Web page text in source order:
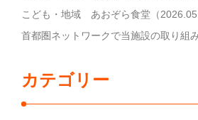
こども・地域 あおぞら食堂（2026.05
首都圏ネットワークで当施設の取り組
カテゴリー